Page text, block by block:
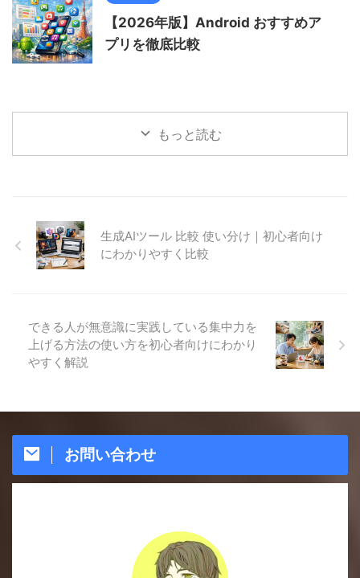
【2026年版】Android おすすめア
プリを徹底比較
もっと読む
生成AIツール 比較 使い分け｜初心者向け
にわかりやすく比較
できる人が無意識に実践している集中力を
上げる方法の使い方を初心者向けにわかり
やすく解説
お問い合わせ